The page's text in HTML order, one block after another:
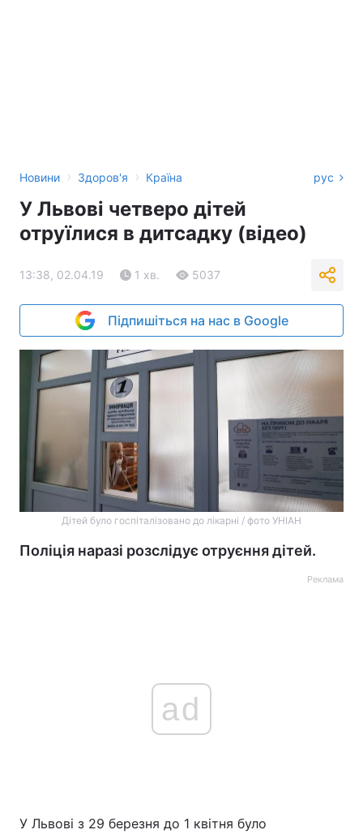
Новини › Здоров'я › Країна рус
У Львові четверо дітей
отруїлися в дитсадку (відео)
13:38, 02.04.19 1 хв. 5037
Підпишіться на нас в Google
Дітей було госпіталізовано до лікарні / фото УНІАН
Поліція наразі розслідує отруєння дітей.
Реклама
ad
У Львові з 29 березня до 1 квітня було